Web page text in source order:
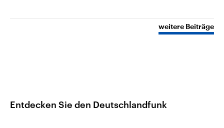
weitere Beiträge
Entdecken Sie den Deutschlandfunk